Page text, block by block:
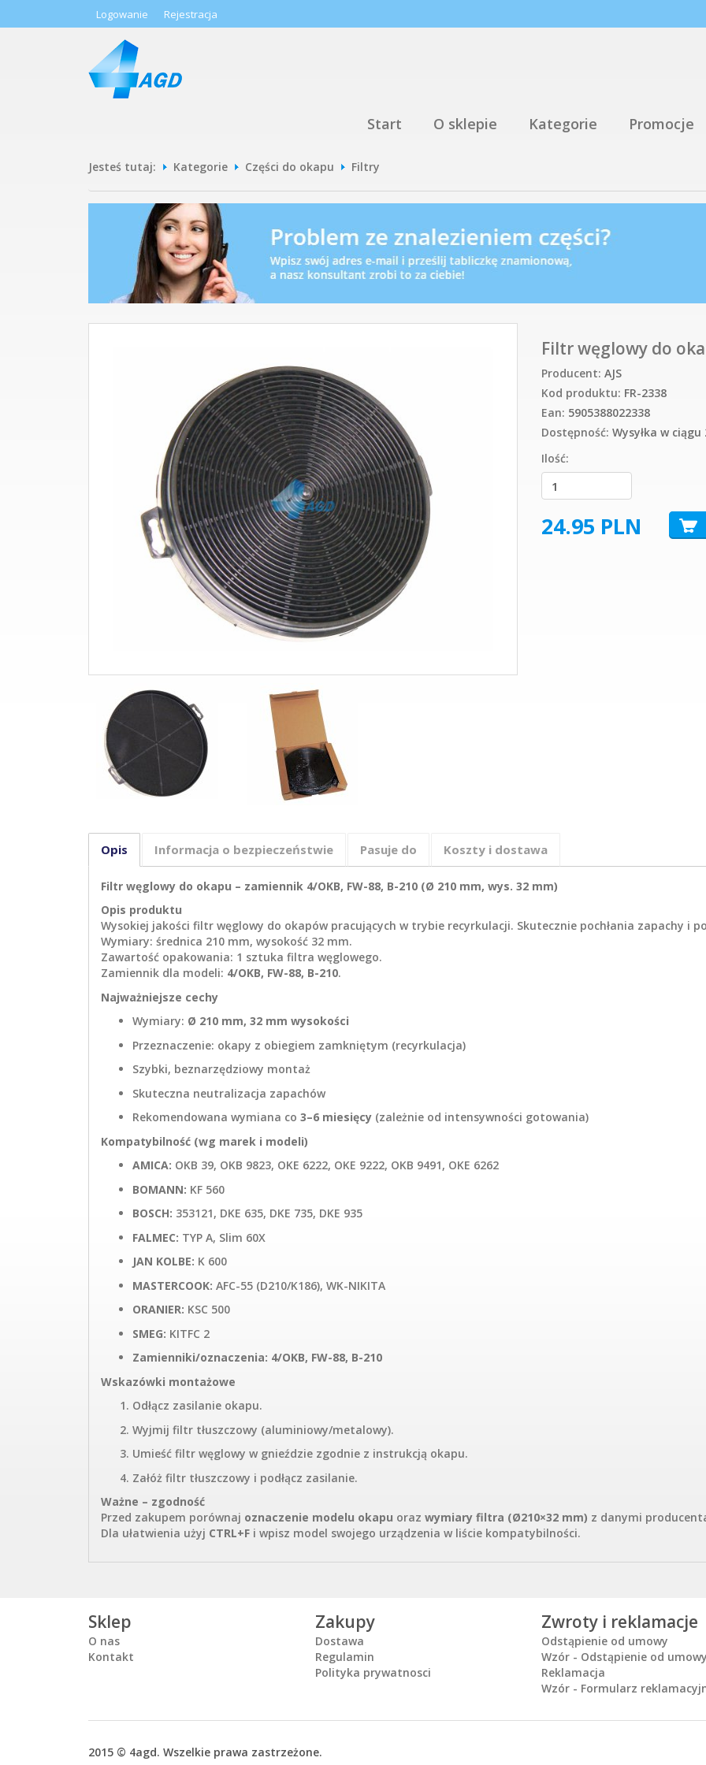
Logowanie Rejestracja
Start O sklepie Kategorie Promocje
Jesteś tutaj: Kategorie Części do okapu Filtry
Filtr węglowy do
Producent: AJS
Kod produktu: FR-2338
Ean: 5905388022338
Dostępność: Wysyłka w ciągu
Ilość:
24.95 PLN
Opis Informacja o bezpieczeństwie Pasuje do Koszty i dostawa
Filtr węglowy do okapu – zamiennik 4/OKB, FW-88, B-210 (Ø 210 mm, wys. 32 mm)
Opis produktu
Wysokiej jakości filtr węglowy do okapów pracujących w trybie recyrkulacji. Skutecznie pochłania zapachy i
Wymiary: średnica 210 mm, wysokość 32 mm.
Zawartość opakowania: 1 sztuka filtra węglowego.
Zamiennik dla modeli: 4/OKB, FW-88, B-210.
Najważniejsze cechy
Wymiary: Ø 210 mm, 32 mm wysokości
Przeznaczenie: okapy z obiegiem zamkniętym (recyrkulacja)
Szybki, beznarzędziowy montaż
Skuteczna neutralizacja zapachów
Rekomendowana wymiana co 3–6 miesięcy (zależnie od intensywności gotowania)
Kompatybilność (wg marek i modeli)
AMICA: OKB 39, OKB 9823, OKE 6222, OKE 9222, OKB 9491, OKE 6262
BOMANN: KF 560
BOSCH: 353121, DKE 635, DKE 735, DKE 935
FALMEC: TYP A, Slim 60X
JAN KOLBE: K 600
MASTERCOOK: AFC-55 (D210/K186), WK-NIKITA
ORANIER: KSC 500
SMEG: KITFC 2
Zamienniki/oznaczenia: 4/OKB, FW-88, B-210
Wskazówki montażowe
Odłącz zasilanie okapu.
Wyjmij filtr tłuszczowy (aluminiowy/metalowy).
Umieść filtr węglowy w gnieździe zgodnie z instrukcją okapu.
Załóż filtr tłuszczowy i podłącz zasilanie.
Ważne – zgodność
Przed zakupem porównaj oznaczenie modelu okapu oraz wymiary filtra (Ø210×32 mm) z danymi
Dla ułatwienia użyj CTRL+F i wpisz model swojego urządzenia w liście kompatybilności.
Sklep
O nas
Kontakt
Zakupy
Dostawa
Regulamin
Polityka prywatnosci
Zwroty i reklamacje
Odstąpienie od umowy
Wzór - Odstąpienie od
Reklamacja
Wzór - Formularz
2015 © 4agd. Wszelkie prawa zastrzeżone.